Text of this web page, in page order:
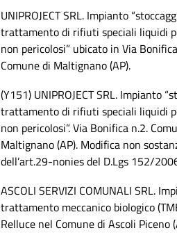
UNIPROJECT SRL. Impianto
trattamento di rifiuti speciali liquidi
non pericolosi” ubicato in Via
Comune di Maltignano (AP).
(Y151) UNIPROJECT SRL. Impianto
trattamento di rifiuti speciali liquidi
non pericolosi”. Via Bonifica n.2.
Maltignano (AP). Modifica non
dell’art.29-nonies del D.Lgs 152/
ASCOLI SERVIZI COMUNALI SRL.
trattamento meccanico biologico
Relluce nel Comune di Ascoli Piceno